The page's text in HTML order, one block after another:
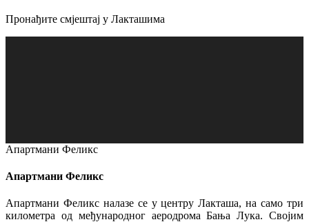
Пронађите смјештај у Лакташима
Апартмани Феликс
Апартмани Феликс
Апартмани Феликс налазе се у центру Лакташа, на само три
километра од међународног аеродрома Бања Лука. Својим